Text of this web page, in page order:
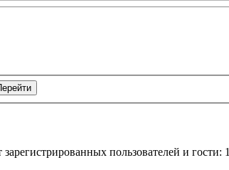
пользователей и гости: 1